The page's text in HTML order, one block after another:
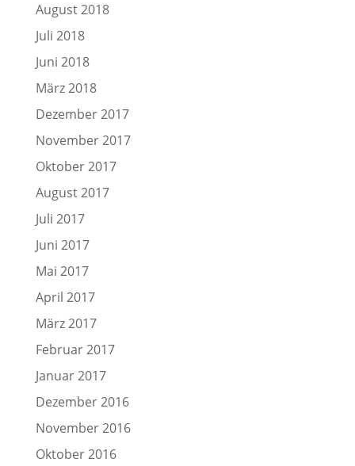
August 2018
Juli 2018
Juni 2018
März 2018
Dezember 2017
November 2017
Oktober 2017
August 2017
Juli 2017
Juni 2017
Mai 2017
April 2017
März 2017
Februar 2017
Januar 2017
Dezember 2016
November 2016
Oktober 2016